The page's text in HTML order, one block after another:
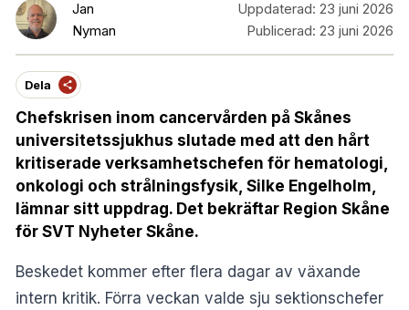
Jan
Nyman
Uppdaterad: 23 juni 2026
Publicerad: 23 juni 2026
Dela
Chefskrisen inom cancervården på Skånes
universitetssjukhus slutade med att den hårt
kritiserade verksamhetschefen för hematologi,
onkologi och strålningsfysik, Silke Engelholm,
lämnar sitt uppdrag. Det bekräftar Region Skåne
för SVT Nyheter Skåne.
Beskedet kommer efter flera dagar av växande
intern kritik. Förra veckan valde sju sektionschefer